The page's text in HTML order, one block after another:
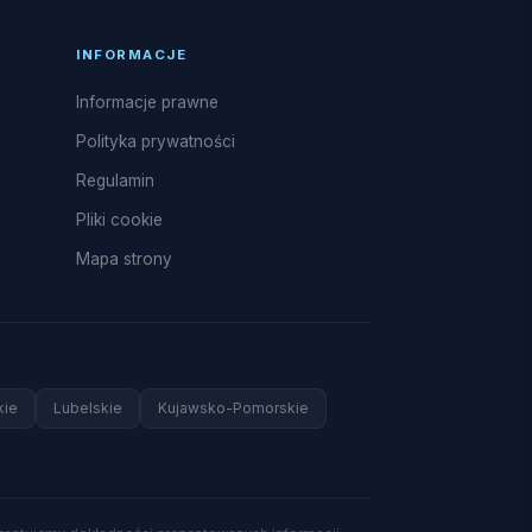
INFORMACJE
Informacje prawne
Polityka prywatności
Regulamin
Pliki cookie
Mapa strony
Lubelskie Kujawsko-Pomorskie